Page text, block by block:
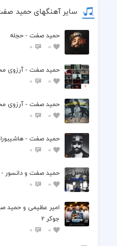
سایر آهنگهای حمید
حمید صفت - حجله
0
0
حمید صفت - آرزوی
0
0
حمید صفت - آرزوی
0
0
حمید صفت -
0
0
حمید صفت و دانسور -
0
0
امیر عظیمی و حمید
جوکر 2
0
0